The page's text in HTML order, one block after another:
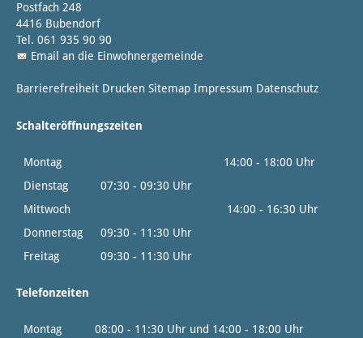
Postfach 248
4416 Bubendorf
Tel. 061 935 90 90
Email an die Einwohnergemeinde
Barrierefreiheit Drucken Sitemap Impressum Datenschutz
Schalteröffnungszeiten
Montag
14:00 - 18:00 Uhr
Dienstag
07:30 - 09:30 Uhr
Mittwoch
14:00 - 16:30 Uhr
Donnerstag
09:30 - 11:30 Uhr
Freitag
09:30 - 11:30 Uhr
Telefonzeiten
Montag 08:00 - 11:30 Uhr und 14:00 - 18:00 Uhr